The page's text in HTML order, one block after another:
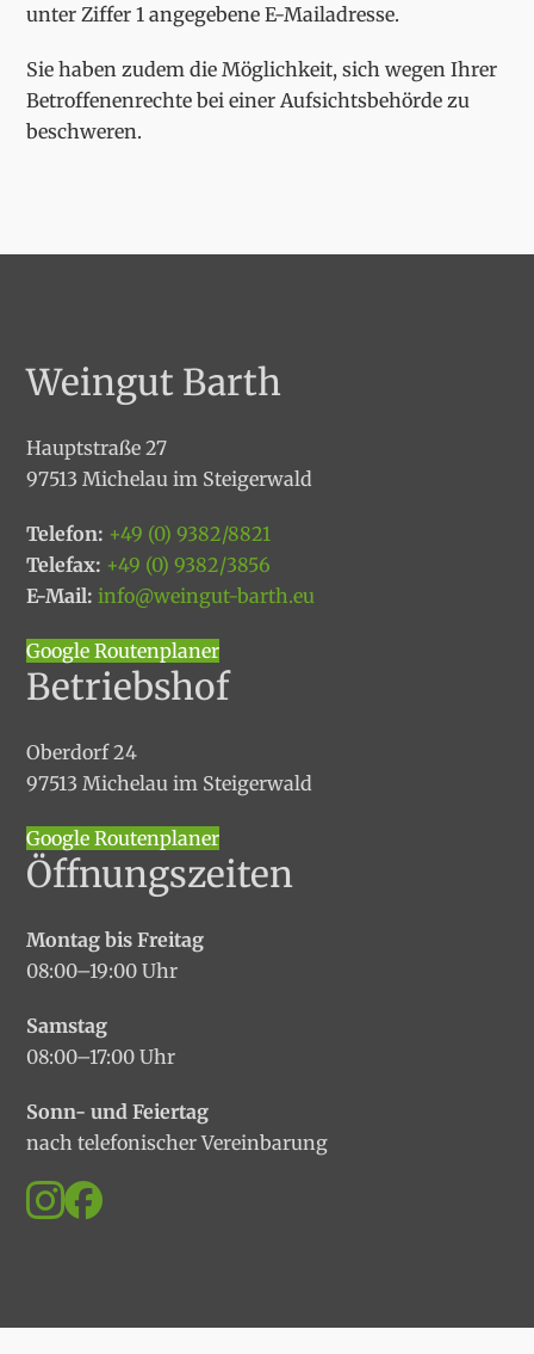
unter Ziffer 1 angegebene E-Mailadresse.
Sie haben zudem die Möglichkeit, sich wegen Ihrer
Betroffenenrechte bei einer Aufsichtsbehörde zu
beschweren.
Weingut Barth
Hauptstraße 27
97513 Michelau im Steigerwald
Telefon: +49 (0) 9382/8821
Telefax: +49 (0) 9382/3856
E-Mail: info@weingut-barth.eu
Google Routenplaner
Betriebshof
Oberdorf 24
97513 Michelau im Steigerwald
Google Routenplaner
Öffnungszeiten
Montag bis Freitag
08:00–19:00 Uhr
Samstag
08:00–17:00 Uhr
Sonn- und Feiertag
nach telefonischer Vereinbarung